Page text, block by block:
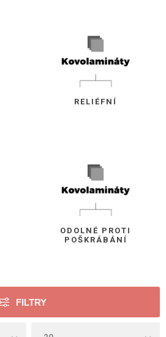
RELIÉFNÍ
ODOLNÉ PROTI
POŠKRÁBÁNÍ
FILTRY